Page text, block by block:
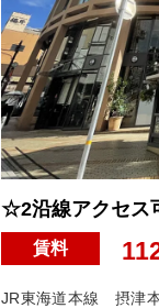
☆2沿線アクセス
賃料
JR東海道本線 摂津